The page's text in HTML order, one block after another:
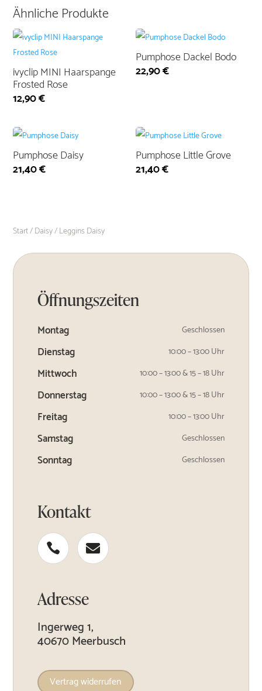
Ähnliche Produkte
ivyclip MINI Haarspange
Frosted Rose
12,90€
Pumphose Dackel Bodo
22,90€
Pumphose Daisy
21,40€
Pumphose Little Grove
21,40€
Start/Daisy/ Leggins Daisy
Öffnungszeiten
Montag Geschlossen
Dienstag 10:00 – 13:00 Uhr
Mittwoch 10:00 – 13:00 & 15 – 18 Uhr
Donnerstag 10:00 – 13:00 & 15 – 18 Uhr
Freitag 10:00 – 13:00 Uhr
Samstag Geschlossen
Sonntag Geschlossen
Kontakt
 
Adresse
Ingerweg 1,
40670 Meerbusch
Vertrag widerrufen